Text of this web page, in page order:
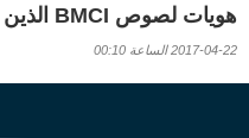
هويات لصوص BMCI الذين كشفتهم إمرأة
2017-04-22 الساعة 00:10